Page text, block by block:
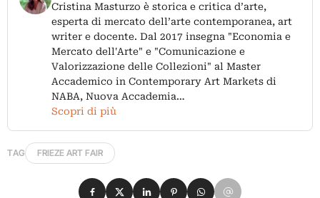
Cristina Masturzo è storica e critica d’arte,
esperta di mercato dell’arte contemporanea, art
writer e docente. Dal 2017 insegna "Economia e
Mercato dell'Arte" e "Comunicazione e
Valorizzazione delle Collezioni" al Master
Accademico in Contemporary Art Markets di
NABA, Nuova Accademia…
Scopri di più
TAG FRIEZE ART FAIR
Condividi su Facebook
Condividi su X
Condividi su LinkedIn
Condividi su Pinterest
Condividi su WhatsApp
Condividi su Email